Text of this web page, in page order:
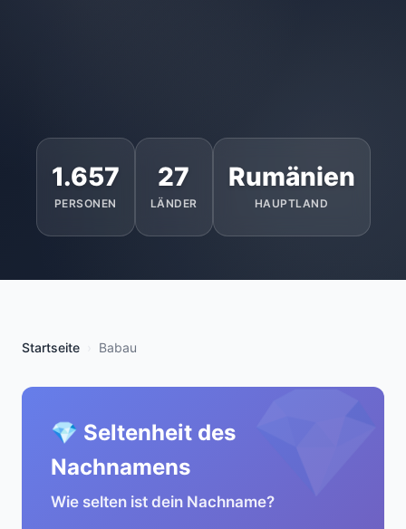
1.657
PERSONEN
27
LÄNDER
Rumänien
HAUPTLAND
Startseite Babau
💎
💎 Seltenheit des
Nachnamens
Wie selten ist dein Nachname?